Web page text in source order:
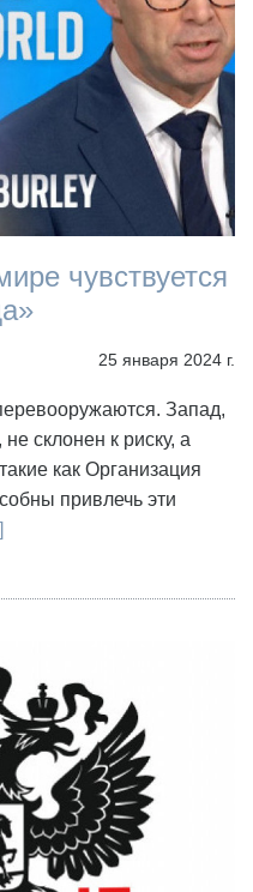
чувствуется
25 января 2024 г.
Запад,
склонен к риску, а
как Организация
привлечь эти